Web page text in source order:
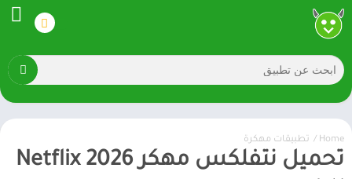
Home
/ تطبيقات مهكرة
تحميل نتفلكس مهكر 2026 Netflix